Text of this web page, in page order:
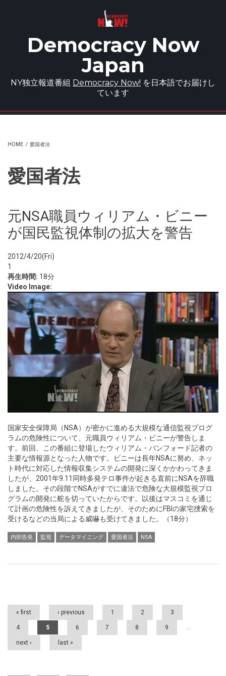
Democracy Now
Japan
NY独立報道番組 Democracy Now! を日本語でお届けし
ています
HOME / 愛国者法
愛国者法
元NSA職員ウィリアム・ビニー
が国民監視体制の拡大を警告
2012/4/20(Fri)
1
再生時間: 18分
Video Image:
国家安全保障局（NSA）が密かに進める大規模な通信監視プログ
ラムの危険性について、元職員ウィリアム・ビニーが警告しま
す。前回、この番組に登場したウィリアム・バンフォード記者の
主要な情報源となった人物です。ビニーは長年NSAに努め、ネッ
ト時代に対応した情報収集システムの開発に深くかかわってきま
したが、2001年9.11同時多発テロ事件が起きる直前にNSAを辞職
しました。その段階でNSAがすでに違法で危険な大規模監視プロ
グラムの開発に舵を切っていたからです。以後はマスコミを通じ
て計画の危険性を訴えてきましたが、そのためにFBIの家宅捜索を
受けるなどの当局による威嚇も受けてきました。（18分）
内部告発 監視 データマイニング 愛国者法 NSA
Pages
« first ‹ previous 1 2 3
4 5 6 7 8 9 …
next › last »